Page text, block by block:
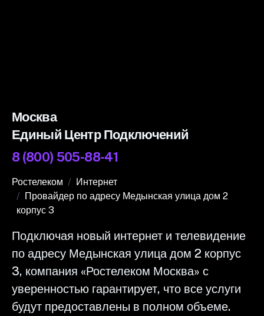
Москва
Единый Центр Подключений
8 (800) 505-88-41
Ростелеком
Интернет
Провайдер по адресу Медынская улица дом 2
корпус 3
Подключая новый интернет и телевидение
по адресу Медынская улица дом 2 корпус
3, компания «Ростелеком Москва» с
уверенностью гарантирует, что все услуги
будут предоставлены в полном объеме.